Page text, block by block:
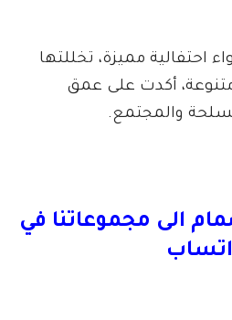
احتفالية مميزة، تخللتها
أكدت على عمق
والمجتمع.
الى مجموعاتنا في